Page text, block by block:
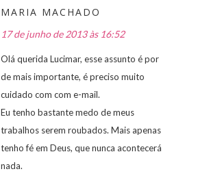
MARIA MACHADO
17 de junho de 2013 às 16:52
Olá querida Lucimar, esse assunto é por
de mais importante, é preciso muito
cuidado com com e-mail.
Eu tenho bastante medo de meus
trabalhos serem roubados. Mais apenas
tenho fé em Deus, que nunca acontecerá
nada.